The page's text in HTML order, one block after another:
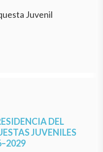
Juvenil
DEL
JUVENILES